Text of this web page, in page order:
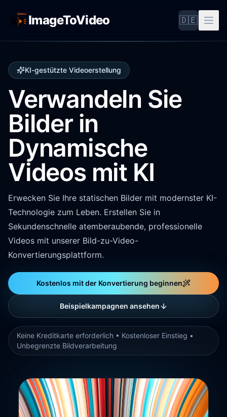
ImageToVideo 🇩🇪
KI-gestützte Videoerstellung
Verwandeln Sie
Bilder in
Dynamische
Videos mit KI
Erwecken Sie Ihre statischen Bilder mit modernster KI-
Technologie zum Leben. Erstellen Sie in
Sekundenschnelle atemberaubende, professionelle
Videos mit unserer Bild-zu-Video-
Konvertierungsplattform.
Kostenlos mit der Konvertierung beginnen
Beispielkampagnen ansehen
Keine Kreditkarte erforderlich • Kostenloser Einstieg •
Unbegrenzte Bildverarbeitung